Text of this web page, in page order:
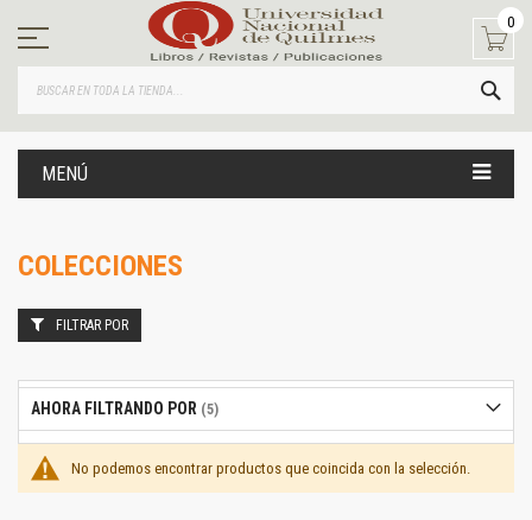
contenido
0
MENÚ
COLECCIONES
No podemos encontrar productos que coincida con la selección.
FILTRAR POR
AHORA FILTRANDO POR